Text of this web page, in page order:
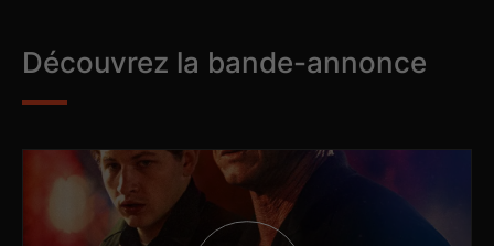
Découvrez la bande-annonce